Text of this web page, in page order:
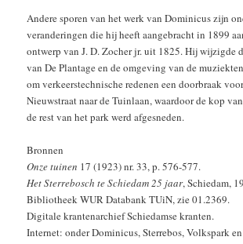
Andere sporen van het werk van Dominicus zijn
veranderingen die hij heeft aangebracht in 1899
ontwerp van J. D. Zocher jr. uit 1825. Hij wijzigde
van De Plantage en de omgeving van de
om verkeerstechnische redenen een doorbraak
Nieuwstraat naar de Tuinlaan, waardoor de kop
de rest van het park werd afgesneden.
Bronnen
Onze tuinen 17 (1923) nr. 33, p. 576-577.
Het Sterrebosch te Schiedam 25 jaar, Schiedam,
Bibliotheek WUR Databank TUiN, zie 01.2369.
Digitale krantenarchief Schiedamse kranten.
Internet: onder Dominicus, Sterrebos, Volkspark